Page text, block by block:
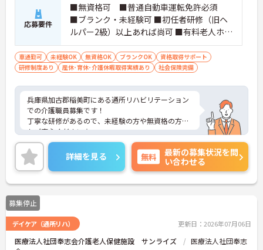
応募要件
■無資格可 ■普通自動車運転免許必須
■ブランク・未経験可 ■初任者研修（旧ヘ
ルパー2級）以上あれば尚可 ■有料老人ホー
ム/グループホーム/サ高住/訪問介護/病院等
での介護やリハビリスタッフ経験あれば尚
可
車通勤可 未経験OK 無資格OK ブランクOK
資格取得サポート
研修制度あり
産休･育休･介護休暇取得実績あり 社会保険完備
兵庫県加古郡稲美町にある通所リハビリテーション
での介護職員募集です！
丁寧な研修があるので、未経験の方や無資格の方で
もご安心ください☆
グループ内保育園利用で保育料補助があり、育休産
休や時短勤務等の制度もあるので、子育てとの両立
支援制度が充実しています。
ご興味のある方には、面接対策ポイントなど、さら
に詳細をお話しいたしますのでお気軽にご相談くだ
さい！
詳細を見る 無料
最新の募集状況を問
い合わせる
募集停止
デイケア（通所リハ） 更新日：2026年07月06日
医療法人社団奉志会介護老人保健施設 サンライズ
医療法人社団奉志